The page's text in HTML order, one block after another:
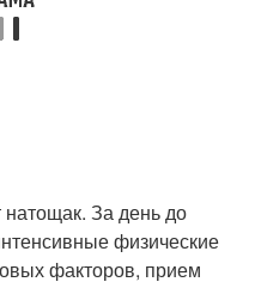
За день до
физические
факторов, прием